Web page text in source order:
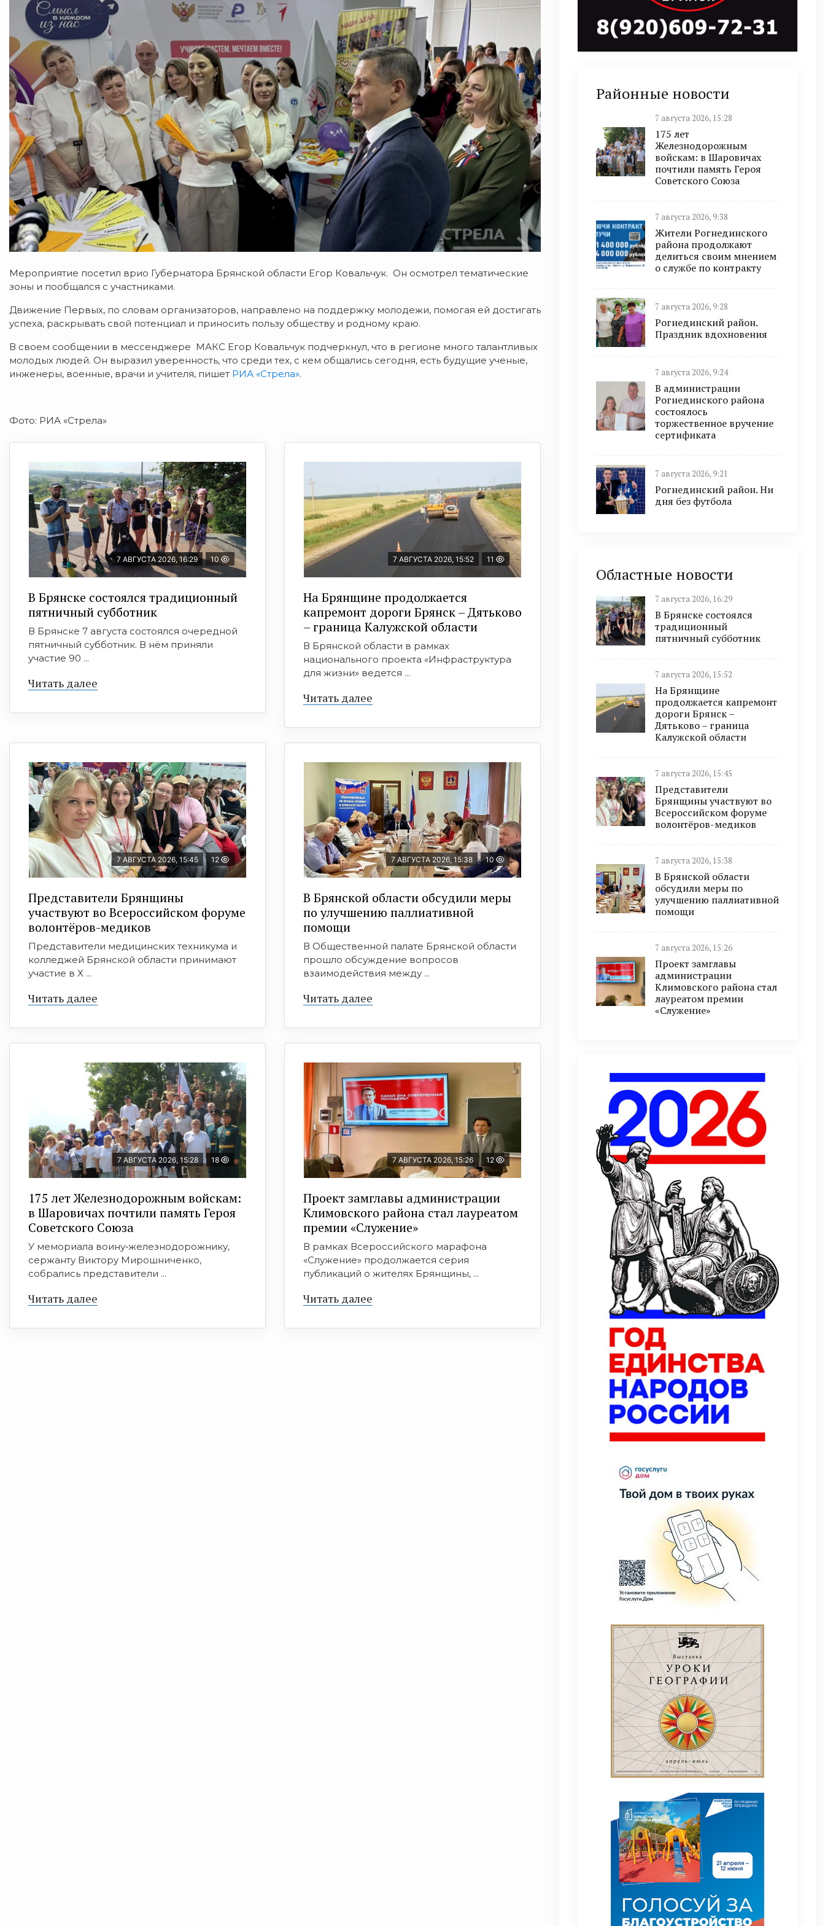
Мероприятие посетил врио Губернатора Брянской области Егор Ковальчук. Он осмотрел тематические
зоны и пообщался с участниками.
Движение Первых, по словам организаторов, направлено на поддержку молодежи, помогая ей достигать
успеха, раскрывать свой потенциал и приносить пользу обществу и родному краю.
В своем сообщении в мессенджере МАКС Егор Ковальчук подчеркнул, что в регионе много талантливых
молодых людей. Он выразил уверенность, что среди тех, с кем общались сегодня, есть будущие ученые,
инженеры, военные, врачи и учителя, пишет РИА «Стрела».
Фото: РИА «Стрела»
7 АВГУСТА 2026, 16:29 10
В Брянске состоялся традиционный
пятничный субботник
В Брянске 7 августа состоялся очередной
пятничный субботник. В нём приняли
участие 90 ...
Читать далее
7 АВГУСТА 2026, 15:52 11
На Брянщине продолжается
капремонт дороги Брянск – Дятьково
– граница Калужской области
В Брянской области в рамках
национального проекта «Инфраструктура
для жизни» ведется ...
Читать далее
7 АВГУСТА 2026, 15:45 12
Представители Брянщины
участвуют во Всероссийском форуме
волонтёров-медиков
Представители медицинских техникума и
колледжей Брянской области принимают
участие в X ...
Читать далее
7 АВГУСТА 2026, 15:38 10
В Брянской области обсудили меры
по улучшению паллиативной
помощи
В Общественной палате Брянской области
прошло обсуждение вопросов
взаимодействия между ...
Читать далее
7 АВГУСТА 2026, 15:28 18
175 лет Железнодорожным войскам:
в Шаровичах почтили память Героя
Советского Союза
У мемориала воину‑железнодорожнику,
сержанту Виктору Мирошниченко,
собрались представители ...
Читать далее
7 АВГУСТА 2026, 15:26 12
Проект замглавы администрации
Климовского района стал лауреатом
премии «Служение»
В рамках Всероссийского марафона
«Служение» продолжается серия
публикаций о жителях Брянщины, ...
Читать далее
Районные новости
7 августа 2026, 15:28
175 лет
Железнодорожным
войскам: в Шаровичах
почтили память Героя
Советского Союза
7 августа 2026, 9:38
Жители Рогнединского
района продолжают
делиться своим мнением
о службе по контракту
7 августа 2026, 9:28
Рогнединский район.
Праздник вдохновения
7 августа 2026, 9:24
В администрации
Рогнединского района
состоялось
торжественное вручение
сертификата
7 августа 2026, 9:21
Рогнединский район. Ни
дня без футбола
Областные новости
7 августа 2026, 16:29
В Брянске состоялся
традиционный
пятничный субботник
7 августа 2026, 15:52
На Брянщине
продолжается капремонт
дороги Брянск –
Дятьково – граница
Калужской области
7 августа 2026, 15:45
Представители
Брянщины участвуют во
Всероссийском форуме
волонтёров-медиков
7 августа 2026, 15:38
В Брянской области
обсудили меры по
улучшению паллиативной
помощи
7 августа 2026, 15:26
Проект замглавы
администрации
Климовского района стал
лауреатом премии
«Служение»